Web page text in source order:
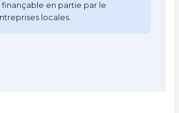
en partie par le
locales.